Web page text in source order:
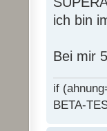
ich bin
Bei mir
if
BETA-